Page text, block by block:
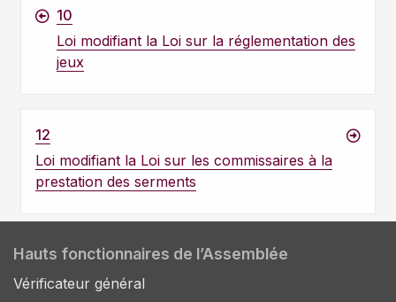
10
Loi modifiant la Loi sur la réglementation des
jeux
12
Loi modifiant la Loi sur les commissaires à la
prestation des serments
Hauts fonctionnaires de l’Assemblée
Vérificateur général